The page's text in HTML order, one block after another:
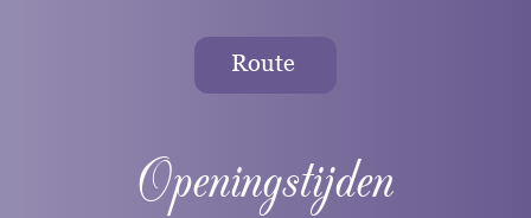
Route
Openingstijden